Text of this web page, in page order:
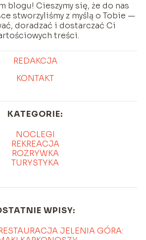
blogu! Cieszymy się, że do nas
stworzyliśmy z myślą o Tobie —
doradzać i dostarczać Ci
treści.
REDAKCJA
KONTAKT
KATEGORIE:
NOCLEGI
REKREACJA
ROZRYWKA
TURYSTYKA
WPISY:
JELENIA GÓRA: